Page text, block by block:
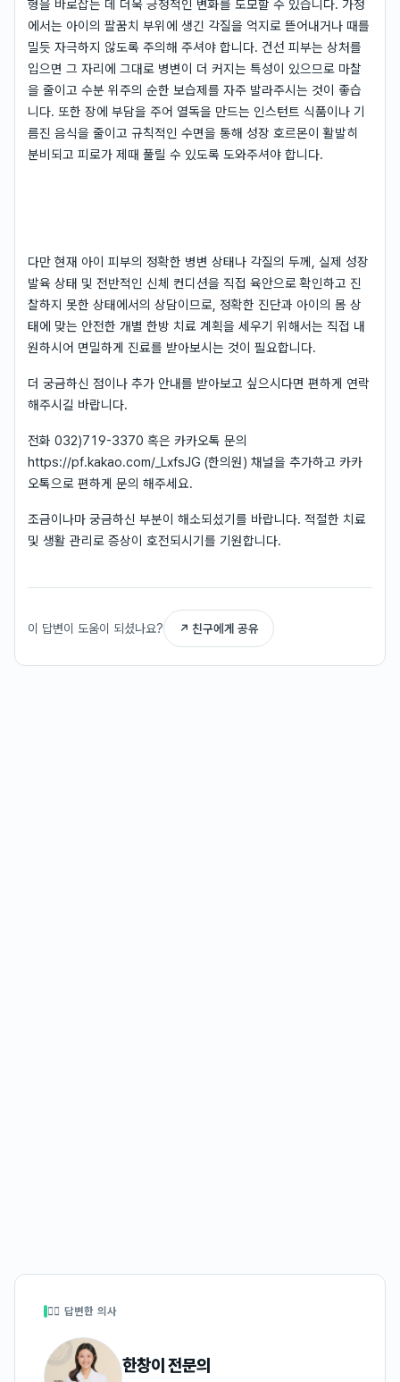
형을 바로잡는 데 더욱 긍정적인 변화를 도모할 수 있습니다. 가정
에서는 아이의 팔꿈치 부위에 생긴 각질을 억지로 뜯어내거나 때를
밀듯 자극하지 않도록 주의해 주셔야 합니다. 건선 피부는 상처를
입으면 그 자리에 그대로 병변이 더 커지는 특성이 있으므로 마찰
을 줄이고 수분 위주의 순한 보습제를 자주 발라주시는 것이 좋습
니다. 또한 장에 부담을 주어 열독을 만드는 인스턴트 식품이나 기
름진 음식을 줄이고 규칙적인 수면을 통해 성장 호르몬이 활발히
분비되고 피로가 제때 풀릴 수 있도록 도와주셔야 합니다.
다만 현재 아이 피부의 정확한 병변 상태나 각질의 두께, 실제 성장
발육 상태 및 전반적인 신체 컨디션을 직접 육안으로 확인하고 진
찰하지 못한 상태에서의 상담이므로, 정확한 진단과 아이의 몸 상
태에 맞는 안전한 개별 한방 치료 계획을 세우기 위해서는 직접 내
원하시어 면밀하게 진료를 받아보시는 것이 필요합니다.
더 궁금하신 점이나 추가 안내를 받아보고 싶으시다면 편하게 연락
해주시길 바랍니다.
전화 032)719-3370 혹은 카카오톡 문의
https://pf.kakao.com/_LxfsJG (한의원) 채널을 추가하고 카카
오톡으로 편하게 문의 해주세요.
조금이나마 궁금하신 부분이 해소되셨기를 바랍니다. 적절한 치료
및 생활 관리로 증상이 호전되시기를 기원합니다.
이 답변이 도움이 되셨나요? ↗ 친구에게 공유
👩‍⚕️ 답변한 의사
한창이전문의